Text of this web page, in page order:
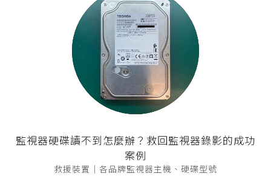
監視器硬碟讀不到怎麼辦？救回監視器錄影的成功
案例
救援裝置｜各品牌監視器主機、硬碟型號